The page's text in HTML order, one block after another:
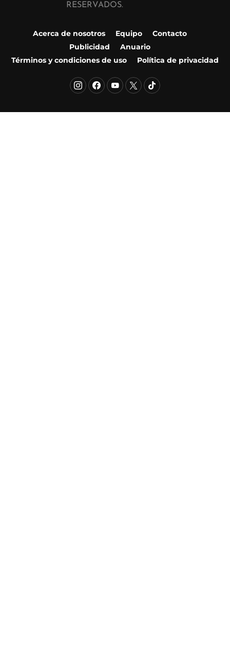
RESERVADOS.
Acerca de nosotros Equipo
Contacto
Publicidad
Anuario
Términos y condiciones de uso
Política de privacidad